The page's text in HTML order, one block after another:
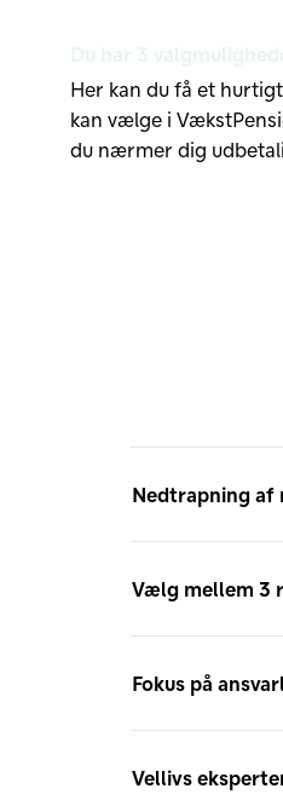
Du har 3
Her kan du få et
kan vælge i
du nærmer dig
Nedtrapning af
Vælg mellem 3
Fokus på
Vellivs